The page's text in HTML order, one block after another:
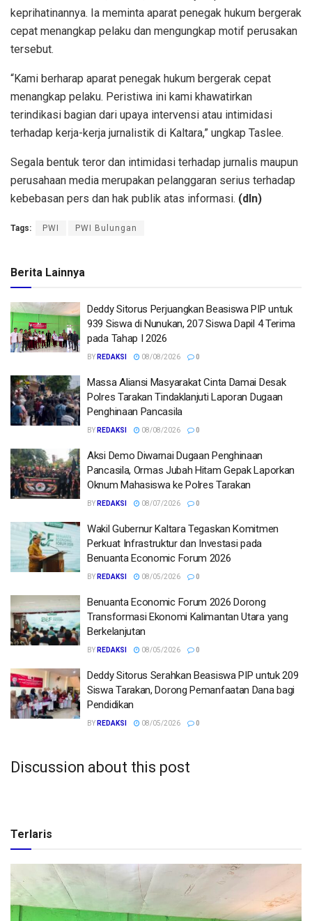
keprihatinannya. Ia meminta aparat penegak hukum bergerak
cepat menangkap pelaku dan mengungkap motif perusakan
tersebut.
“Kami berharap aparat penegak hukum bergerak cepat
menangkap pelaku. Peristiwa ini kami khawatirkan
terindikasi bagian dari upaya intervensi atau intimidasi
terhadap kerja-kerja jurnalistik di Kaltara,” ungkap Taslee.
Segala bentuk teror dan intimidasi terhadap jurnalis maupun
perusahaan media merupakan pelanggaran serius terhadap
kebebasan pers dan hak publik atas informasi. (dln)
Tags: PWI PWI Bulungan
Berita Lainnya
Deddy Sitorus Perjuangkan Beasiswa PIP untuk
939 Siswa di Nunukan, 207 Siswa Dapil 4 Terima
pada Tahap I 2026
BY REDAKSI 08/08/2026 0
Massa Aliansi Masyarakat Cinta Damai Desak
Polres Tarakan Tindaklanjuti Laporan Dugaan
Penghinaan Pancasila
BY REDAKSI 08/08/2026 0
Aksi Demo Diwarnai Dugaan Penghinaan
Pancasila, Ormas Jubah Hitam Gepak Laporkan
Oknum Mahasiswa ke Polres Tarakan
BY REDAKSI 08/07/2026 0
Wakil Gubernur Kaltara Tegaskan Komitmen
Perkuat Infrastruktur dan Investasi pada
Benuanta Economic Forum 2026
BY REDAKSI 08/05/2026 0
Benuanta Economic Forum 2026 Dorong
Transformasi Ekonomi Kalimantan Utara yang
Berkelanjutan
BY REDAKSI 08/05/2026 0
Deddy Sitorus Serahkan Beasiswa PIP untuk 209
Siswa Tarakan, Dorong Pemanfaatan Dana bagi
Pendidikan
BY REDAKSI 08/05/2026 0
Discussion about this post
Terlaris